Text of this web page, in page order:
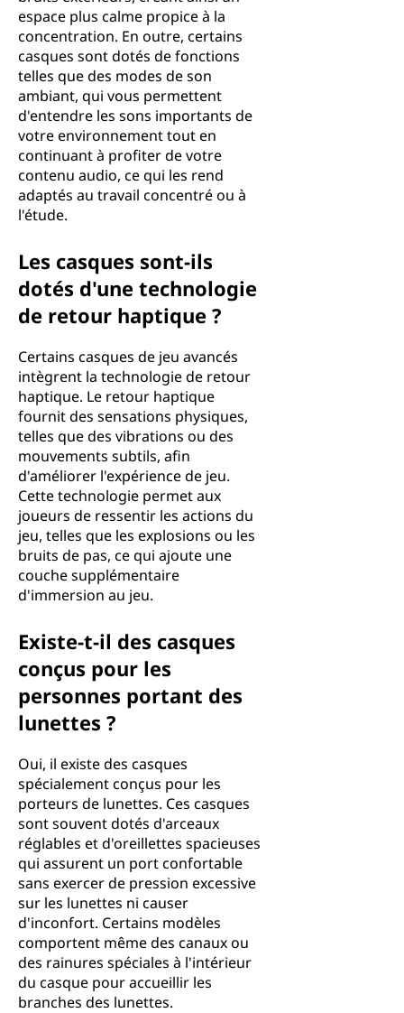
espace plus calme propice à la
concentration. En outre, certains
casques sont dotés de fonctions
telles que des modes de son
ambiant, qui vous permettent
d'entendre les sons importants de
votre environnement tout en
continuant à profiter de votre
contenu audio, ce qui les rend
adaptés au travail concentré ou à
l'étude.
Les casques sont-ils
dotés d'une technologie
de retour haptique ?
Certains casques de jeu avancés
intègrent la technologie de retour
haptique. Le retour haptique
fournit des sensations physiques,
telles que des vibrations ou des
mouvements subtils, afin
d'améliorer l'expérience de jeu.
Cette technologie permet aux
joueurs de ressentir les actions du
jeu, telles que les explosions ou les
bruits de pas, ce qui ajoute une
couche supplémentaire
d'immersion au jeu.
Existe-t-il des casques
conçus pour les
personnes portant des
lunettes ?
Oui, il existe des casques
spécialement conçus pour les
porteurs de lunettes. Ces casques
sont souvent dotés d'arceaux
réglables et d'oreillettes spacieuses
qui assurent un port confortable
sans exercer de pression excessive
sur les lunettes ni causer
d'inconfort. Certains modèles
comportent même des canaux ou
des rainures spéciales à l'intérieur
du casque pour accueillir les
branches des lunettes.